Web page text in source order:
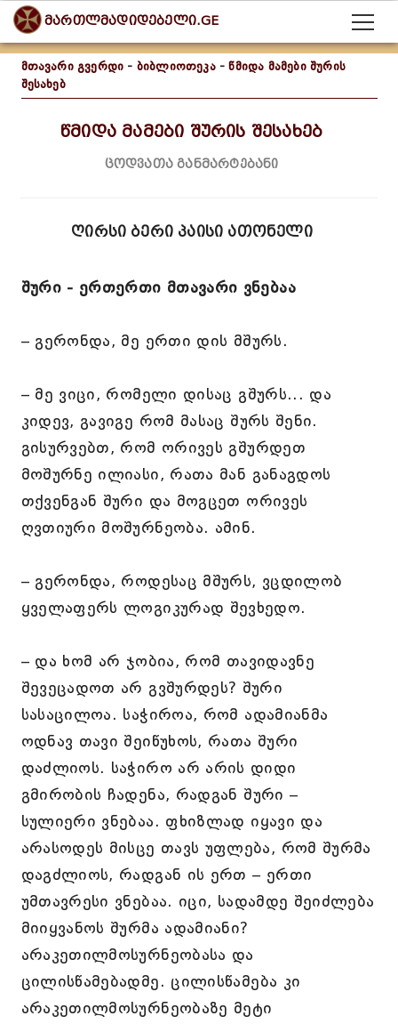
მართლმადიდებელი.GE
მთავარი გვერდი - ბიბლიოთეკა-წმიდა მამები შურის
შესახებ
წმიდა მამები შურის შესახებ
ცოდვათა განმარტებანი
ღირსი ბერი პაისი ათონელი
შური - ერთერთი მთავარი ვნებაა
– გერონდა, მე ერთი დის მშურს.
– მე ვიცი, რომელი დისაც გშურს... და
კიდევ, გავიგე რომ მასაც შურს შენი.
გისურვებთ, რომ ორივეს გშურდეთ
მოშურნე ილიასი, რათა მან განაგდოს
თქვენგან შური და მოგცეთ ორივეს
ღვთიური მოშურნეობა. ამინ.
– გერონდა, როდესაც მშურს, ვცდილობ
ყველაფერს ლოგიკურად შევხედო.
– და ხომ არ ჯობია, რომ თავიდავნე
შევეცადოთ არ გვშურდეს? შური
სასაცილოა. საჭიროა, რომ ადამიანმა
ოდნავ თავი შეიწუხოს, რათა შური
დაძლიოს. საჭირო არ არის დიდი
გმირობის ჩადენა, რადგან შური –
სულიერი ვნებაა. ფხიზლად იყავი და
არასოდეს მისცე თავს უფლება, რომ შურმა
დაგძლიოს, რადგან ის ერთ – ერთი
უმთავრესი ვნებაა. იცი, სადამდე შეიძლება
მიიყვანოს შურმა ადამიანი?
არაკეთილმოსურნეობასა და
ცილისწამებადმე. ცილისწამება კი
არაკეთილმოსურნეობაზე მეტი